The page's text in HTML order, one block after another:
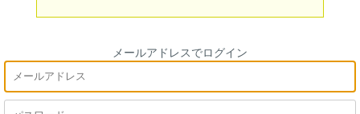
メールアドレスでログイン